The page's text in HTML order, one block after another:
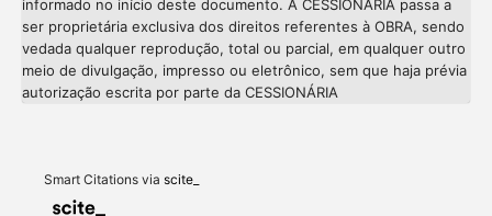
informado no início deste documento. A CESSIONÁRIA passa a
ser proprietária exclusiva dos direitos referentes à OBRA, sendo
vedada qualquer reprodução, total ou parcial, em qualquer outro
meio de divulgação, impresso ou eletrônico, sem que haja prévia
autorização escrita por parte da CESSIONÁRIA
Smart Citations via scite_
Intro